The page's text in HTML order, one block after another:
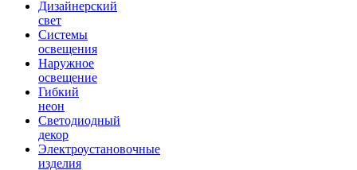
Дизайнерский
свет
Системы
освещения
Наружное
освещение
Гибкий
неон
Светодиодный
декор
Электроустановочные
изделия